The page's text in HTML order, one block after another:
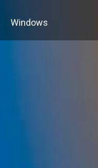
Windows